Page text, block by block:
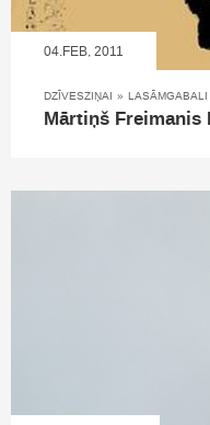
04.FEB, 2011
DZĪVESZIŅAI » LASĀMGABALI
Mārtiņš Freimanis